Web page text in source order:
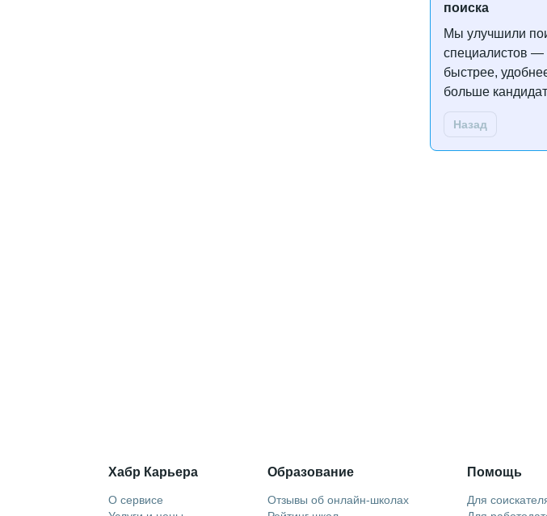
поиска
Мы улучшили
специалистов —
быстрее,
больше
Назад
Хабр Карьера
О сервисе
Образование
Отзывы об онлайн-школах
Помощь
Для